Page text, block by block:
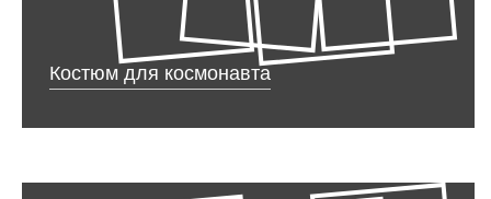
Костюм для космонавта